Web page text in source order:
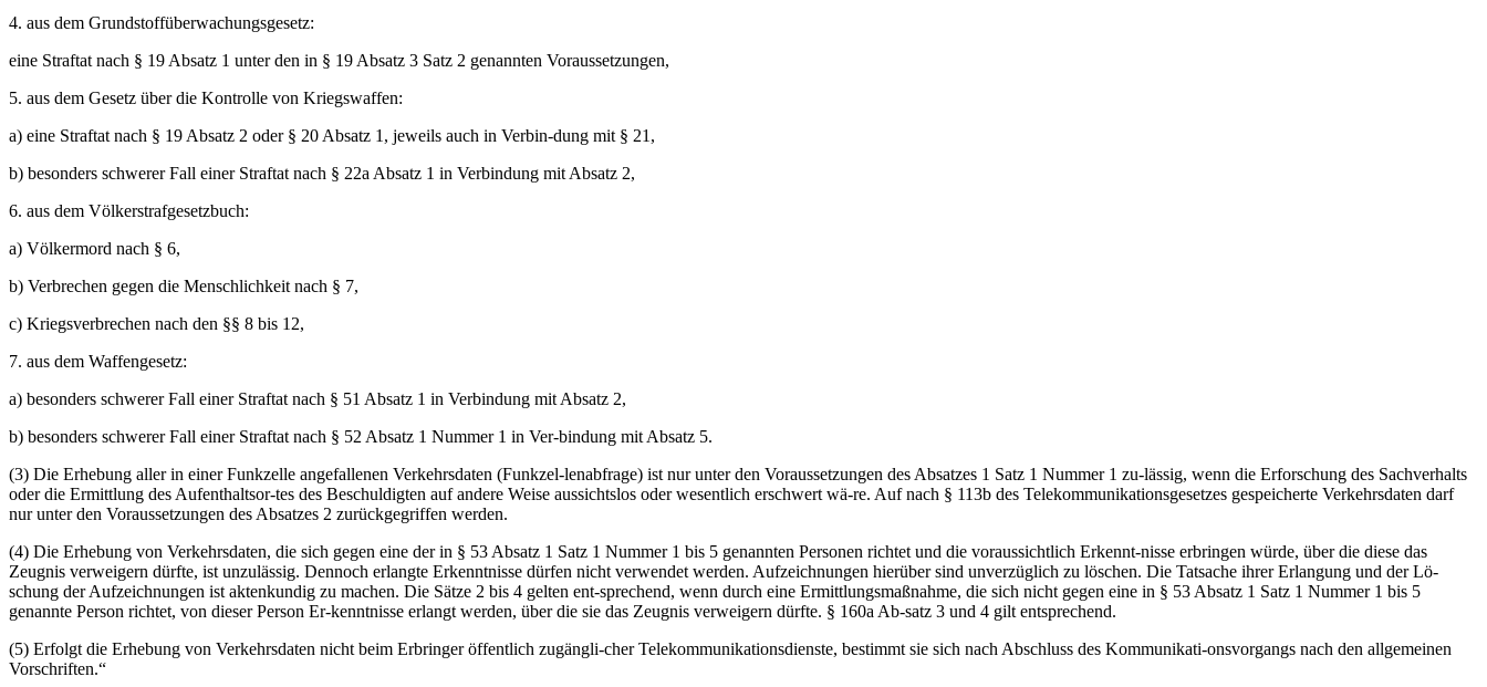
4. aus dem Grundstoffüberwachungsgesetz:
eine Straftat nach § 19 Absatz 1 unter den in § 19 Absatz 3 Satz 2 genannten Voraussetzungen,
5. aus dem Gesetz über die Kontrolle von Kriegswaffen:
a) eine Straftat nach § 19 Absatz 2 oder § 20 Absatz 1, jeweils auch in Verbin-dung mit § 21,
b) besonders schwerer Fall einer Straftat nach § 22a Absatz 1 in Verbindung mit Absatz 2,
6. aus dem Völkerstrafgesetzbuch:
a) Völkermord nach § 6,
b) Verbrechen gegen die Menschlichkeit nach § 7,
c) Kriegsverbrechen nach den §§ 8 bis 12,
7. aus dem Waffengesetz:
a) besonders schwerer Fall einer Straftat nach § 51 Absatz 1 in Verbindung mit Absatz 2,
b) besonders schwerer Fall einer Straftat nach § 52 Absatz 1 Nummer 1 in Ver-bindung mit Absatz 5.
(3) Die Erhebung aller in einer Funkzelle angefallenen Verkehrsdaten (Funkzel-lenabfrage) ist nur unter den Voraussetzungen des Absatzes 1 Satz 1 Nummer 1 zu-lässig, wenn die Erforschung des Sachverhalts
oder die Ermittlung des Aufenthaltsor-tes des Beschuldigten auf andere Weise aussichtslos oder wesentlich erschwert wä-re. Auf nach § 113b des Telekommunikationsgesetzes gespeicherte Verkehrsdaten darf
nur unter den Voraussetzungen des Absatzes 2 zurückgegriffen werden.
(4) Die Erhebung von Verkehrsdaten, die sich gegen eine der in § 53 Absatz 1 Satz 1 Nummer 1 bis 5 genannten Personen richtet und die voraussichtlich Erkennt-nisse erbringen würde, über die diese das
Zeugnis verweigern dürfte, ist unzulässig. Dennoch erlangte Erkenntnisse dürfen nicht verwendet werden. Aufzeichnungen hierüber sind unverzüglich zu löschen. Die Tatsache ihrer Erlangung und der Lö-
schung der Aufzeichnungen ist aktenkundig zu machen. Die Sätze 2 bis 4 gelten ent-sprechend, wenn durch eine Ermittlungsmaßnahme, die sich nicht gegen eine in § 53 Absatz 1 Satz 1 Nummer 1 bis 5
genannte Person richtet, von dieser Person Er-kenntnisse erlangt werden, über die sie das Zeugnis verweigern dürfte. § 160a Ab-satz 3 und 4 gilt entsprechend.
(5) Erfolgt die Erhebung von Verkehrsdaten nicht beim Erbringer öffentlich zugängli-cher Telekommunikationsdienste, bestimmt sie sich nach Abschluss des Kommunikati-onsvorgangs nach den allgemeinen
Vorschriften.“